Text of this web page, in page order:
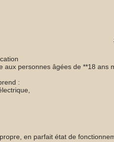
aux personnes âgées de **18 ans
:
en parfait état de